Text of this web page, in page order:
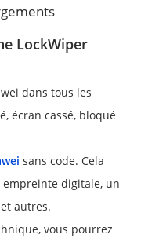
LockWiper
dans tous les
écran cassé, bloqué
sans code. Cela
digitale, un
autres.
vous pourrez